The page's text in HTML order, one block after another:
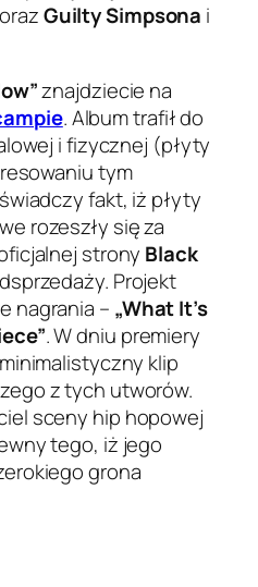
orazGuilty Simpsona i
znajdziecie na
. Album trafił do
i fizycznej (płyty
tym
fakt, iż płyty
rozeszły się za
strony Black
Projekt
nagrania – „What It’s
. W dniu premiery
klip
z tych utworów.
sceny hip hopowej
tego, iż jego
grona